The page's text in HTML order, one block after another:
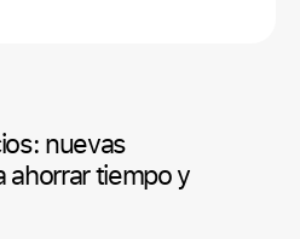
nuevas
ahorrar tiempo y